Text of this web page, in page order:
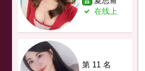
在线上
第 11 名